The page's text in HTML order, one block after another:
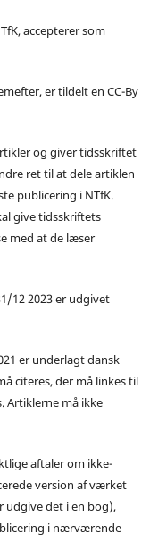
accepterer som
er tildelt en CC-By
og giver tidsskriftet
ret til at dele artiklen
publicering i NTfK.
give tidsskriftets
med at de læser
12 2023 er udgivet
er underlagt dansk
citeres, der må linkes til
Artiklerne må ikke
aftaler om ikke-
version af værket
udgive det i en bog),
i nærværende